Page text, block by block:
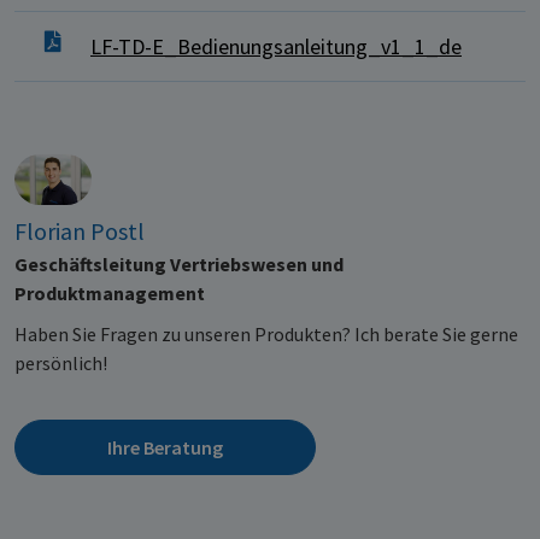
LF-TD-E_Bedienungsanleitung_v1_1_de
Florian Postl
Geschäftsleitung Vertriebswesen und
Produktmanagement
Haben Sie Fragen zu unseren Produkten? Ich berate Sie gerne
persönlich!
Ihre Beratung